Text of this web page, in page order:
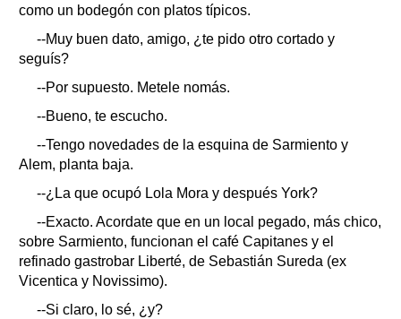
como un bodegón con platos típicos.
--Muy buen dato, amigo, ¿te pido otro cortado y
seguís?
--Por supuesto. Metele nomás.
--Bueno, te escucho.
--Tengo novedades de la esquina de Sarmiento y
Alem, planta baja.
--¿La que ocupó Lola Mora y después York?
--Exacto. Acordate que en un local pegado, más chico,
sobre Sarmiento, funcionan el café Capitanes y el
refinado gastrobar Liberté, de Sebastián Sureda (ex
Vicentica y Novissimo).
--Si claro, lo sé, ¿y?